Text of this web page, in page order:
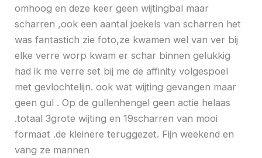
omhoog en deze keer geen wijtingbal maar
scharren ,ook een aantal joekels van scharren het
was fantastich zie foto,ze kwamen wel van ver bij
elke verre worp kwam er schar binnen gelukkig
had ik me verre set bij me de affinity volgespoel
met gevlochtelijn. ook wat wijting gevangen maar
geen gul . Op de gullenhengel geen actie helaas
.totaal 3grote wijting en 19scharren van mooi
formaat .de kleinere teruggezet. Fijn weekend en
vang ze mannen